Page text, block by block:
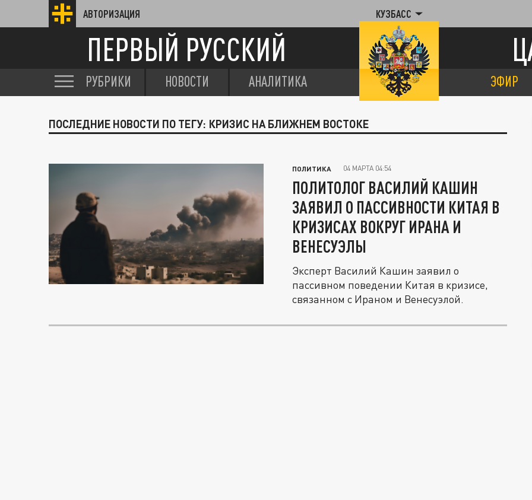
АВТОРИЗАЦИЯ КУЗБАСС
ПЕРВЫЙ РУССКИЙ
РУБРИКИ НОВОСТИ АНАЛИТИКА ЭФИР
ПОСЛЕДНИЕ НОВОСТИ ПО ТЕГУ: КРИЗИС НА БЛИЖНЕМ ВОСТОКЕ
ПОЛИТИКА 04 МАРТА 04:54
ПОЛИТОЛОГ ВАСИЛИЙ КАШИН
ЗАЯВИЛ О ПАССИВНОСТИ КИТАЯ В
КРИЗИСАХ ВОКРУГ ИРАНА И
ВЕНЕСУЭЛЫ
Эксперт Василий Кашин заявил о
пассивном поведении Китая в кризисе,
связанном с Ираном и Венесуэлой.